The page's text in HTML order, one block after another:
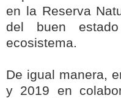
en la Reserva
del buen
ecosistema.
De igual manera,
y 2019 en